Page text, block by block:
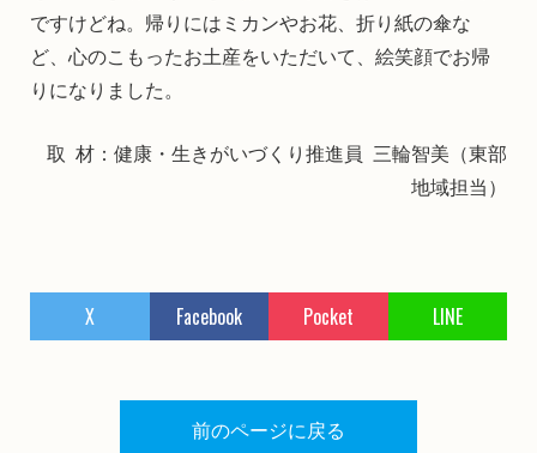
ですけどね。帰りにはミカンやお花、折り紙の傘な
ど、心のこもったお土産をいただいて、絵笑顔でお帰
りになりました。
取 材：健康・生きがいづくり推進員 三輪智美（東部
地域担当）
X Facebook Pocket LINE
前のページに戻る